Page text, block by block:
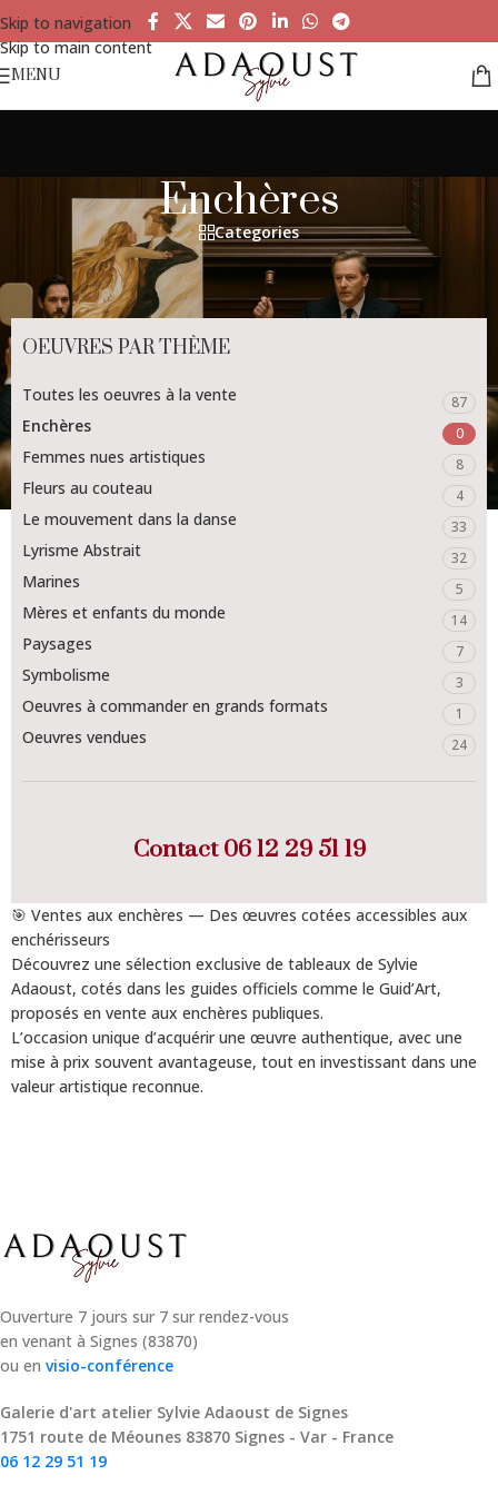
Skip to navigation
Skip to main content
MENU
Enchères
Categories
OEUVRES PAR THÈME
Toutes les oeuvres à la vente 87
Enchères 0
Femmes nues artistiques 8
Fleurs au couteau 4
Le mouvement dans la danse 33
Lyrisme Abstrait 32
Marines 5
Mères et enfants du monde 14
Paysages 7
Symbolisme 3
Oeuvres à commander en grands formats 1
Oeuvres vendues 24
Contact06 12 29 51 19
🎯 Ventes aux enchères — Des œuvres cotées accessibles aux
enchérisseurs
Découvrez une sélection exclusive de tableaux de Sylvie
Adaoust, cotés dans les guides officiels comme le Guid’Art,
proposés en vente aux enchères publiques.
L’occasion unique d’acquérir une œuvre authentique, avec une
mise à prix souvent avantageuse, tout en investissant dans une
valeur artistique reconnue.
Ouverture 7 jours sur 7 sur rendez-vous
en venant à Signes (83870)
ou en visio-conférence
Galerie d'art atelier Sylvie Adaoust de Signes
1751 route de Méounes 83870 Signes - Var - France
06 12 29 51 19